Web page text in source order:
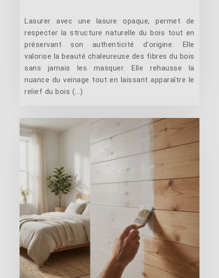
Lasurer avec une lasure opaque, permet de
respecter la structure naturelle du bois tout en
préservant son authenticité d'origine. Elle
valorise la beauté chaleureuse des fibres du bois
sans jamais les masquer. Elle rehausse la
nuance du veinage tout en laissant apparaître le
relief du bois (...)